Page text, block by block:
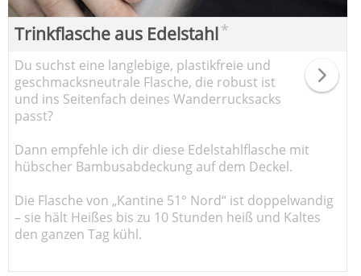
Trinkflasche aus Edelstahl*
Du suchst eine langlebige, plastikfreie und
geschmacksneutrale Flasche, die robust ist
und ins Seitenfach deines Wanderrucksacks
passt?
Dann empfehle ich dir diese Edelstahlflasche mit
hübscher Bambusabdeckung auf dem Deckel.
Die Flasche von „Kantine 51° Nord“ ist doppelwandig
– sie hält Heißes bis zu 10 Stunden heiß und Kaltes
den ganzen Tag kühl.